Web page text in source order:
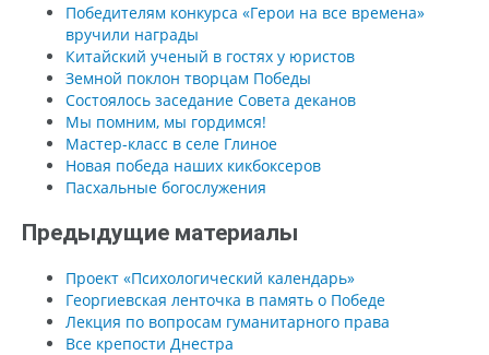
Победителям конкурса «Герои на все времена»
вручили награды
Китайский ученый в гостях у юристов
Земной поклон творцам Победы
Состоялось заседание Совета деканов
Мы помним, мы гордимся!
Мастер-класс в селе Глиное
Новая победа наших кикбоксеров
Пасхальные богослужения
Предыдущие материалы
Проект «Психологический календарь»
Георгиевская ленточка в память о Победе
Лекция по вопросам гуманитарного права
Все крепости Днестра